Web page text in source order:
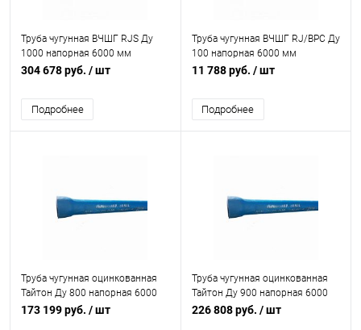
Труба чугунная ВЧШГ RJS Ду
1000 напорная 6000 мм
раструбная с ЦПП б/к с нар. лак.
304 678 руб. / шт
Подробнее
Труба чугунная ВЧШГ RJ/ВРС Ду
100 напорная 6000 мм
раструбная б/к с нар. лак.
11 788 руб. / шт
Подробнее
Труба чугунная оцинкованная
Тайтон Ду 800 напорная 6000
мм раструбная с ЦПП б/к с нар.
173 199 руб. / шт
Труба чугунная оцинкованная
Тайтон Ду 900 напорная 6000
мм раструбная с ВГЦ б/к с нар.
226 808 руб. / шт